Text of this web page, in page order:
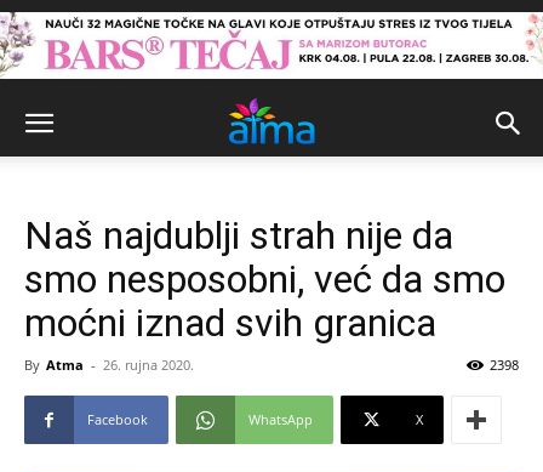
Naš najdublji strah nije da
smo nesposobni, već da smo
moćni iznad svih granica
By Atma - 26. rujna 2020. 2398
Facebook WhatsApp X